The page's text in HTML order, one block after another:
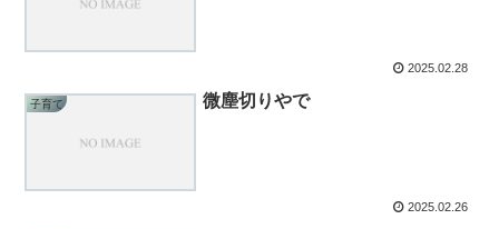
2025.02.28
子育て 微塵切りやで
2025.02.26